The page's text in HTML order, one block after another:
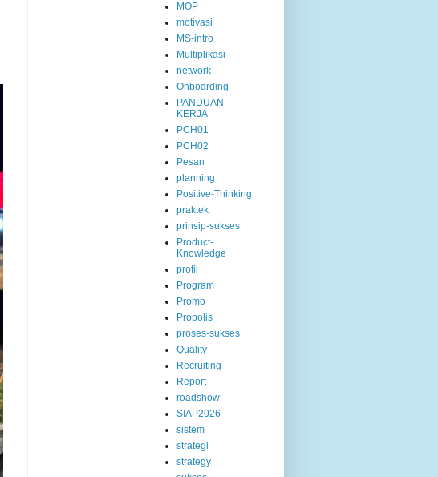
MOP
motivasi
MS-intro
Multiplikasi
network
Onboarding
PANDUAN
KERJA
PCH01
PCH02
Pesan
planning
Positive-Thinking
praktek
prinsip-sukses
Product-
Knowledge
profil
Program
Promo
Propolis
proses-sukses
Quality
Recruiting
Report
roadshow
SIAP2026
sistem
strategi
strategy